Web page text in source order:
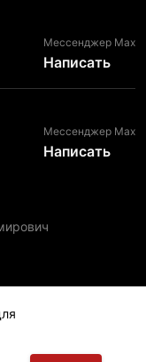
Мессенджер Max
Написать
Мессенджер Max
Написать